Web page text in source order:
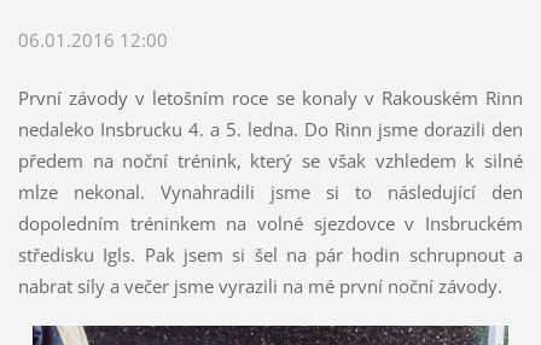
06.01.2016 12:00
První závody v letošním roce se konaly v Rakouském Rinn
nedaleko Insbrucku 4. a 5. ledna. Do Rinn jsme dorazili den
předem na noční trénink, který se však vzhledem k silné
mlze nekonal. Vynahradili jsme si to následující den
dopoledním tréninkem na volné sjezdovce v Insbruckém
středisku Igls. Pak jsem si šel na pár hodin schrupnout a
nabrat síly a večer jsme vyrazili na mé první noční závody.